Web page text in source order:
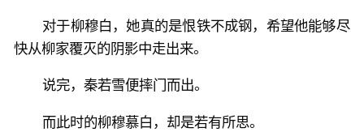
对于柳穆白，她真的是恨铁不成钢，希望他能够尽
快从柳家覆灭的阴影中走出来。
说完，秦若雪便摔门而出。
而此时的柳穆慕白，却是若有所思。